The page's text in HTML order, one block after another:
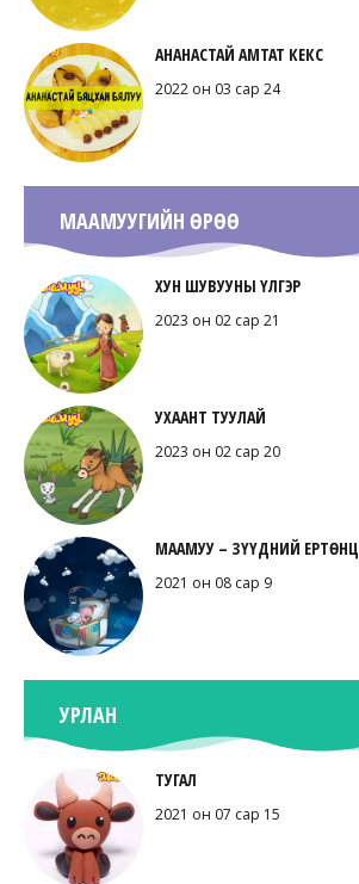
АНАНАСТАЙ АМТАТ КЕКС
2022 он 03 сар 24
МААМУУГИЙН ӨРӨӨ
ХУН ШУВУУНЫ ҮЛГЭР
2023 он 02 сар 21
УХААНТ ТУУЛАЙ
2023 он 02 сар 20
МААМУУ – ЗҮҮДНИЙ ЕРТӨНЦ
2021 он 08 сар 9
УРЛАН
ТУГАЛ
2021 он 07 сар 15